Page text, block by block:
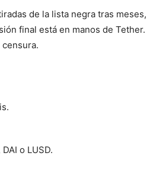
de la lista negra tras meses,
final está en manos de Tether.
o LUSD.